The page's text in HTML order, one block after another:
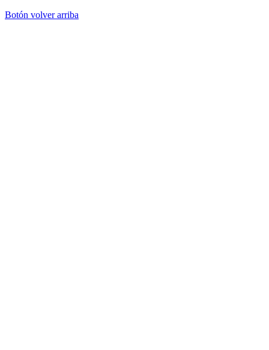
Botón volver arriba